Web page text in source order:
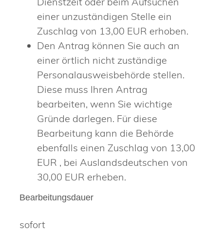
einer unzuständigen Stelle ein
Zuschlag von 13,00 EUR erhoben.
Den Antrag können Sie auch an
einer örtlich nicht zuständige
Personalausweisbehörde stellen.
Diese muss Ihren Antrag
bearbeiten, wenn Sie wichtige
Gründe darlegen. Für diese
Bearbeitung kann die Behörde
ebenfalls einen Zuschlag von 13,00
EUR , bei Auslandsdeutschen von
30,00 EUR erheben.
Bearbeitungsdauer
sofort